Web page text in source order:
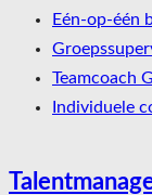
Eén-op-één
Teamcoach
Individuele